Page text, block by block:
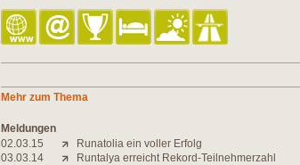
Mehr zum Thema
Meldungen
02.03.15
Runatolia ein voller Erfolg
03.03.14
Runtalya erreicht Rekord-Teilnehmerzahl